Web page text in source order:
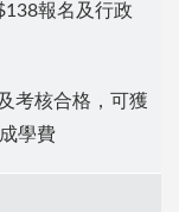
報名及行政
考核合格，可獲
學費